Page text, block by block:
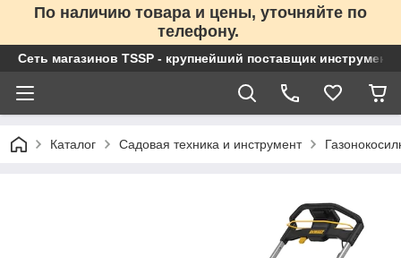
По наличию товара и цены, уточняйте по
телефону.
Сеть магазинов TSSP - крупнейший поставщик
Каталог Садовая техника и инструмент